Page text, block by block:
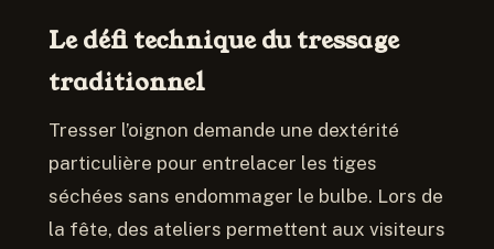
Le défi technique du tressage
traditionnel
Tresser l’oignon demande une dextérité
particulière pour entrelacer les tiges
séchées sans endommager le bulbe. Lors de
la fête, des ateliers permettent aux visiteurs